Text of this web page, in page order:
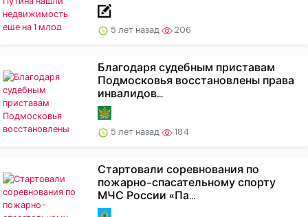
5 лет назад 206
Благодаря судебным приставам
Подмосковья восстановлены права
инвалидов...
5 лет назад 184
Стартовали соревнования по
пожарно-спасательному спорту
МЧС России «Па...